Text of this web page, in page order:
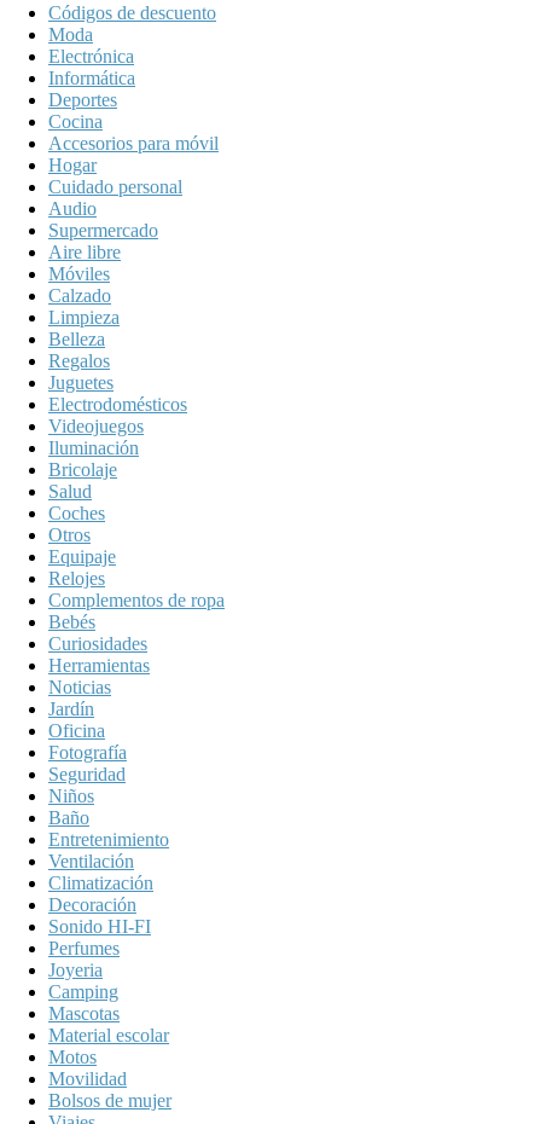
Códigos de descuento
Moda
Electrónica
Informática
Deportes
Cocina
Accesorios para móvil
Hogar
Cuidado personal
Audio
Supermercado
Aire libre
Móviles
Calzado
Limpieza
Belleza
Regalos
Juguetes
Electrodomésticos
Videojuegos
Iluminación
Bricolaje
Salud
Coches
Otros
Equipaje
Relojes
Complementos de ropa
Bebés
Curiosidades
Herramientas
Noticias
Jardín
Oficina
Fotografía
Seguridad
Niños
Baño
Entretenimiento
Ventilación
Climatización
Decoración
Sonido HI-FI
Perfumes
Joyeria
Camping
Mascotas
Material escolar
Motos
Movilidad
Bolsos de mujer